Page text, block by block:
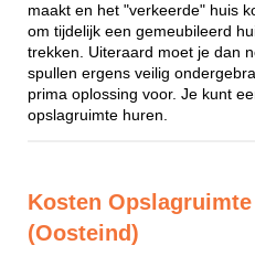
maakt en het "verkeerde" huis
om tijdelijk een gemeubileerd
trekken. Uiteraard moet je dan
spullen ergens veilig
prima oplossing voor. Je kunt
opslagruimte huren.
Kosten
(Oosteind)